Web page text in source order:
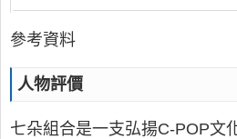
參考資料
人物評價
七朵組合是一支弘揚C-POP文